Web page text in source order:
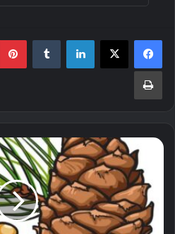
لینکدین ‫تامبلر
چاپ
همه
درباره
دانه
کاج